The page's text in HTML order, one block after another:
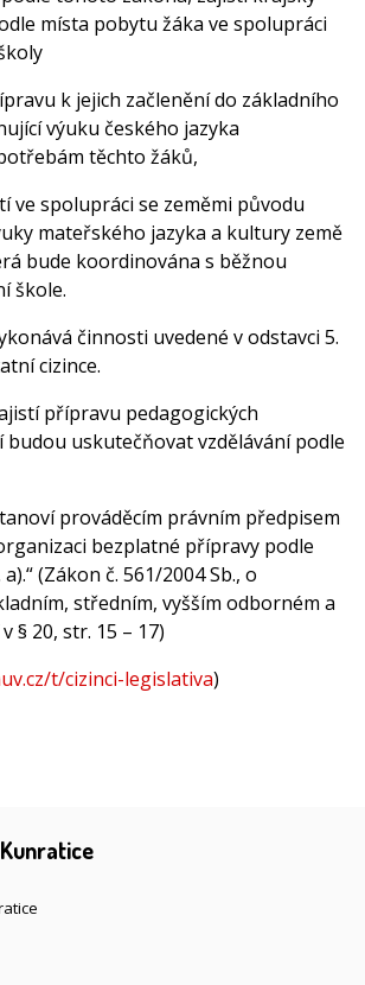
místa pobytu žáka ve spolupráci
k jejich začlenění do základního
výuku českého jazyka
těchto žáků,
ve spolupráci se zeměmi původu
mateřského jazyka a kultury země
bude koordinována s běžnou
škole.
činnosti uvedené v odstavci 5.
cizince.
přípravu pedagogických
uskutečňovat vzdělávání podle
prováděcím právním předpisem
bezplatné přípravy podle
(Zákon č. 561/2004 Sb., o
středním, vyšším odborném a
§ 20, str. 15 – 17)
t/cizinci-legislativa)